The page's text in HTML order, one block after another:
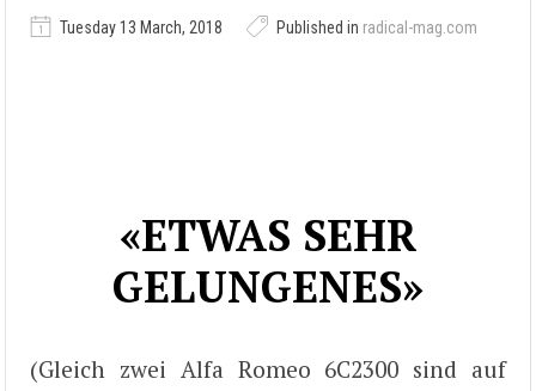
Tuesday 13 March, 2018 Published in radical-mag.com
«ETWAS SEHR
GELUNGENES»
(Gleich zwei Alfa Romeo 6C2300 sind auf